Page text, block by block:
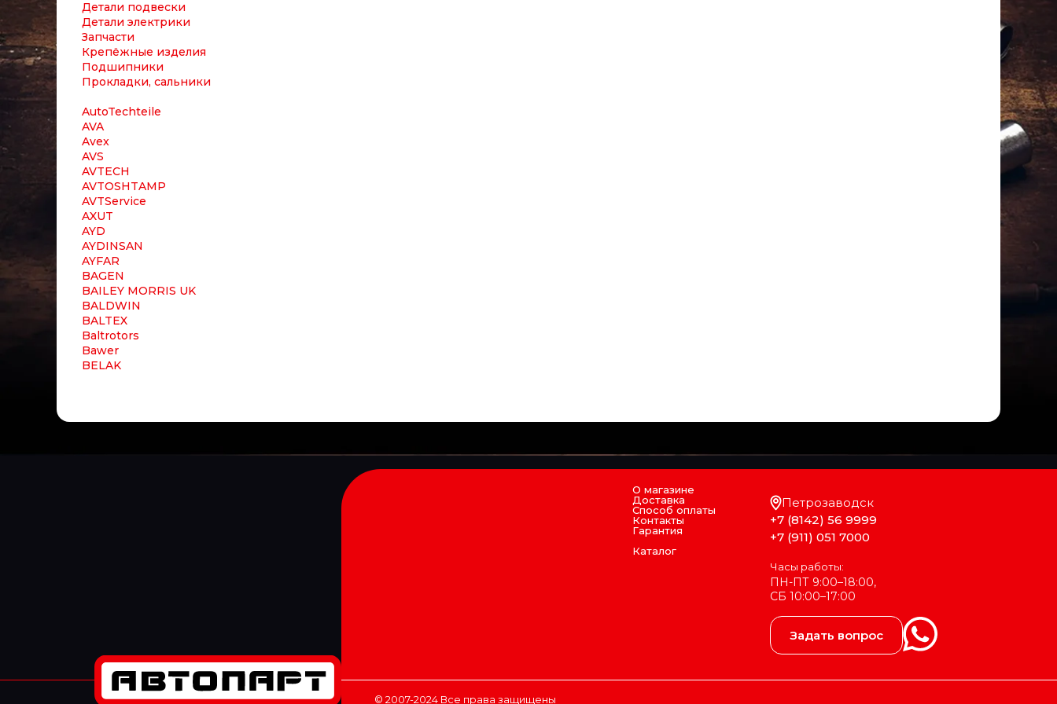
Детали подвески
Детали электрики
Запчасти
Крепёжные изделия
Подшипники
Прокладки, сальники
AutoTechteile
AVA
Avex
AVS
AVTECH
AVTOSHTAMP
AVTService
AXUT
AYD
AYDINSAN
AYFAR
BAGEN
BAILEY MORRIS UK
BALDWIN
BALTEX
Baltrotors
Bawer
BELAK
BERAL
BMW
BOBCAT
BODYPARTS
О магазине
Доставка
Способ оплаты
Контакты
Гарантия
Каталог
Петрозаводск
+7 (8142) 56 9999
+7 (911) 051 7000
Часы работы:
ПН-ПТ 9:00–18:00,
СБ 10:00–17:00
Задать вопрос
© 2007-2024 Все права защищены